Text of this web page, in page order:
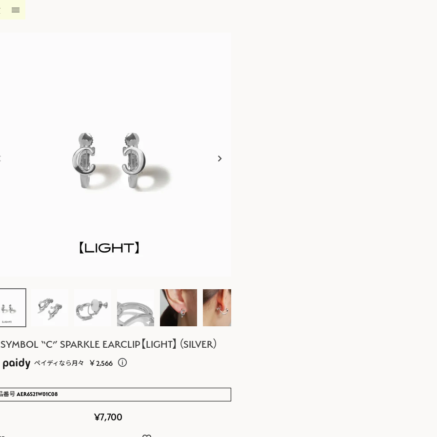
SYMBOL “C” SPARKLE EARCLIP【LIGHT】（SILVER）
ペイディなら月々 ￥2,566
番号 AER6S21W01C08
¥7,700